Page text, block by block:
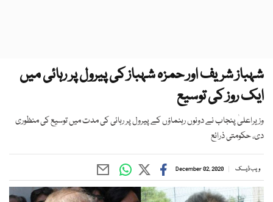
شہباز شریف اور حمزہ شہباز کی پیرول پر رہائی میں
ایک روز کی توسیع
وزیراعلیٰ پنجاب نے دونوں رہنماؤں کے پیرول پر رہائی کی مدت میں توسیع کی منظوری
دی، حکومتی ذرائع
ویب ڈیسک December 02, 2020